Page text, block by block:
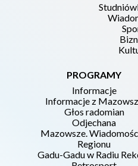
PROGRAMY
Informacje
Informacje z
Głos radomian
Odjechana
Mazowsze.
Regionu
Gadu-Gadu w Radiu